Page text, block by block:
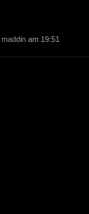
maddin am 19:51